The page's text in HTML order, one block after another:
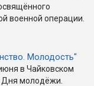
военной операции.
Молодость"
в Чайковском
Дня молодёжи.